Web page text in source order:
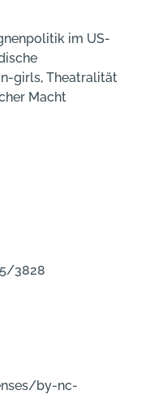
im US-
girls, Theatralität
Macht
3828
by-nc-